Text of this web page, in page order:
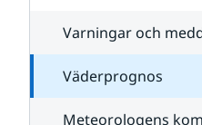
Varningar och
Väderprognos
Meteorologens